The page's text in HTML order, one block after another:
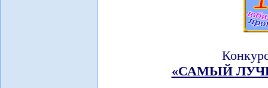
«САМЫЙ